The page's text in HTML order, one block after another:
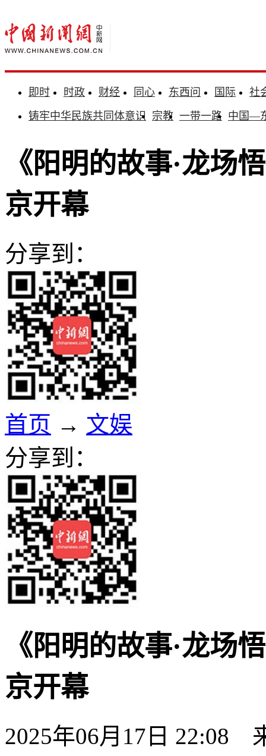
即时 时政 财经 同心 东西问 国际
社
铸牢中华民族共同体意识 宗教 一带一路 中国—
《阳明的故事·龙场
京开幕
分享到：
首页 → 文娱
分享到：
《阳明的故事·龙场
京开幕
2025年06月17日 22:08